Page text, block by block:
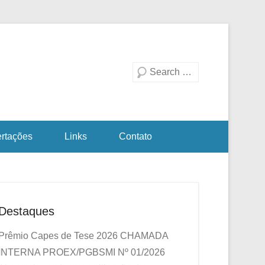
Investigativa
Pesquisa
Links Contato
Prêmio Capes de Tese 2026 CHAMADA
INTERNA PROEX/PGBSMI Nº 01/2026